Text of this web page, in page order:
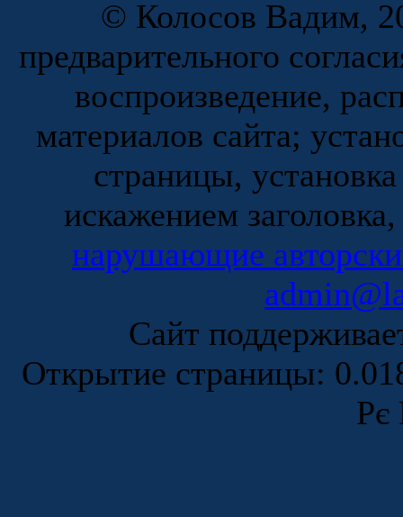
© Колосов Вадим,
предварительного
воспроизведение,
материалов сайта;
страницы,
искажением
нарушающие
Сайт
Открытие страницы:
Рє